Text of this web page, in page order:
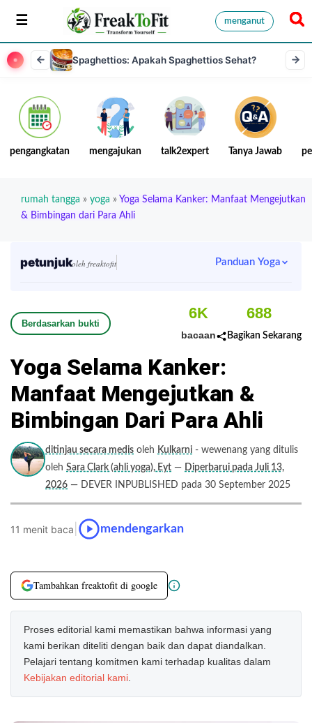
menganut
Spaghettios: Apakah Spaghettios Sehat?
pengangkatan mengajukan talk2expert Tanya Jawab
rumah tangga » yoga » Yoga Selama Kanker: Manfaat Mengejutkan
& Bimbingan dari Para Ahli
petunjukoleh freaktofit Panduan Yoga
Berdasarkan bukti
6K
bacaan
688
Bagikan Sekarang
Yoga Selama Kanker:
Manfaat Mengejutkan &
Bimbingan Dari Para Ahli
ditinjau secara medis oleh Kulkarni - wewenang yang ditulis
oleh Sara Clark (ahli yoga), Eyt — Diperbarui pada Juli 13,
2026 — DEVER INPUBLISHED pada 30 September 2025
11 menit baca mendengarkan
Tambahkan freaktofit di google
Proses editorial kami memastikan bahwa informasi yang
kami berikan diteliti dengan baik dan dapat diandalkan.
Pelajari tentang komitmen kami terhadap kualitas dalam
Kebijakan editorial kami